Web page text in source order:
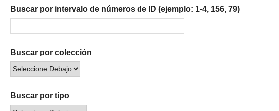
campo
específico":
Buscar por intervalo de números de ID (ejemplo: 1-4, 156, 79)
Buscar por colección
Buscar por tipo